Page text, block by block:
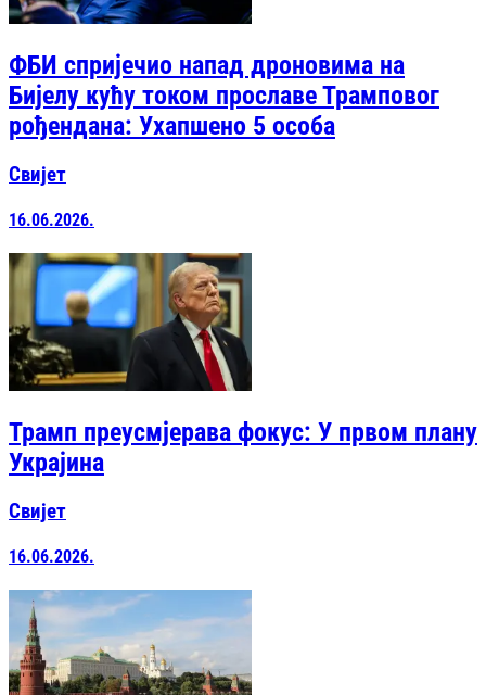
ФБИ спријечио напад дроновима на
Бијелу кућу током прославе Трамповог
рођендана: Ухапшено 5 особа
Свијет
16.06.2026.
Трамп преусмјерава фокус: У првом плану
Украјина
Свијет
16.06.2026.